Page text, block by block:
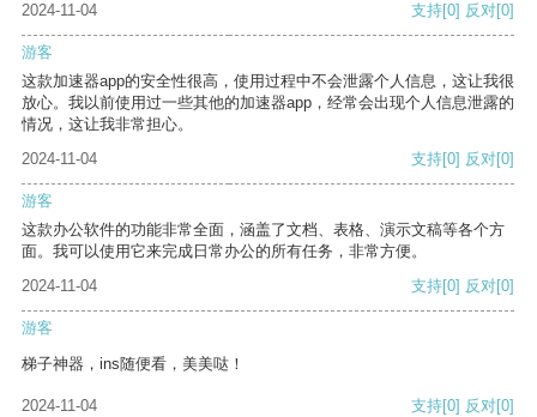
2024-11-04 支持[0] 反对[0]
游客
这款加速器app的安全性很高，使用过程中不会泄露个人信息，这让我很
放心。我以前使用过一些其他的加速器app，经常会出现个人信息泄露的
情况，这让我非常担心。
2024-11-04
支持[0] 反对[0]
游客
这款办公软件的功能非常全面，涵盖了文档、表格、演示文稿等各个方
面。我可以使用它来完成日常办公的所有任务，非常方便。
2024-11-04
支持[0] 反对[0]
游客
梯子神器，ins随便看，美美哒！
2024-11-04 支持[0] 反对[0]